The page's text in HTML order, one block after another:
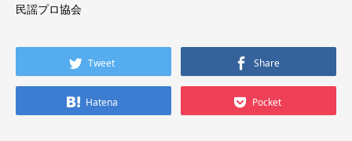
民謡プロ協会
Tweet Share
Hatena Pocket